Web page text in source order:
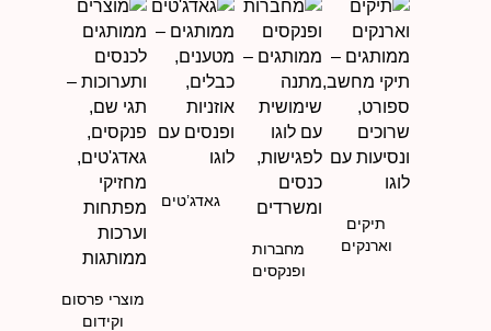
תיקים
וארנקים
מחברות
ופנקסים
גאדג’טים
מוצרי פרסום
וקידום